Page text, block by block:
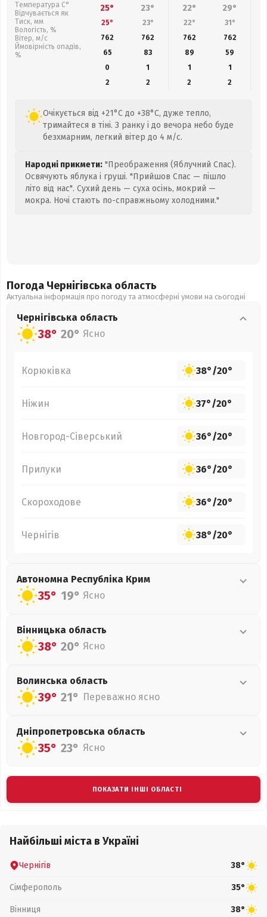
Температура С°
Відчувається як
Тиск, мм
Вологість, %
Вітер, м/с
Ймовірність опадів,
%
25° 23° 22° 29°
25° 23° 22° 31°
762
762 762 762
65
83 89 59
0
1 1
1
2
2 2 2
Очікується від +21°C до +38°C, дуже тепло,
тримайтеся в тіні. З ранку і до вечора небо буде
безхмарним, легкий вітер до 4 м/с.
Народні прикмети: "Преображення (Яблучний Спас).
Освячують яблука і груші. "Прийшов Спас — пішло
літо від нас". Сухий день — суха осінь, мокрий —
мокра. Ночі стають по-справжньому холодними."
Погода Чернігівська область
Актуальна інформація про погоду та атмосферні умови на сьогодні
Чернігівська область
38° 20° Ясно
Корюківка 38°/20°
Ніжин 37°/20°
Новгород-Сіверський 36°/20°
Прилуки 36°/20°
Скороходове 36°/20°
Чернігів 38°/20°
Автономна Республіка Крим
35° 19° Ясно
Вінницька область
38° 20° Ясно
Волинська область
39° 21° Переважно ясно
Дніпропетровська область
35° 23° Ясно
ПОКАЗАТИ ІНШІ ОБЛАСТІ
Найбільші міста в Україні
Чернігів 38°
Сімферополь 35°
Вінниця 38°